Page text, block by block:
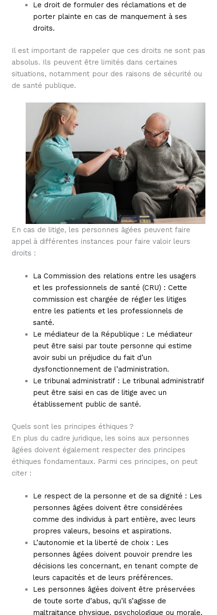
Le droit de formuler des réclamations et de
porter plainte en cas de manquement à ses
droits.
Il est important de rappeler que ces droits ne sont pas
absolus. Ils peuvent être limités dans certaines
situations, notamment pour des raisons de sécurité ou
de santé publique.
En cas de litige, les personnes âgées peuvent faire
appel à différentes instances pour faire valoir leurs
droits :
La Commission des relations entre les usagers
et les professionnels de santé (CRU) : Cette
commission est chargée de régler les litiges
entre les patients et les professionnels de
santé.
Le médiateur de la République : Le médiateur
peut être saisi par toute personne qui estime
avoir subi un préjudice du fait d’un
dysfonctionnement de l’administration.
Le tribunal administratif : Le tribunal administratif
peut être saisi en cas de litige avec un
établissement public de santé.
Quels sont les principes éthiques ?
En plus du cadre juridique, les soins aux personnes
âgées doivent également respecter des principes
éthiques fondamentaux. Parmi ces principes, on peut
citer :
Le respect de la personne et de sa dignité : Les
personnes âgées doivent être considérées
comme des individus à part entière, avec leurs
propres valeurs, besoins et aspirations.
L’autonomie et la liberté de choix : Les
personnes âgées doivent pouvoir prendre les
décisions les concernant, en tenant compte de
leurs capacités et de leurs préférences.
Les personnes âgées doivent être préservées
de toute sorte d’abus, qu’il s’agisse de
maltraitance physique, psychologique ou morale,